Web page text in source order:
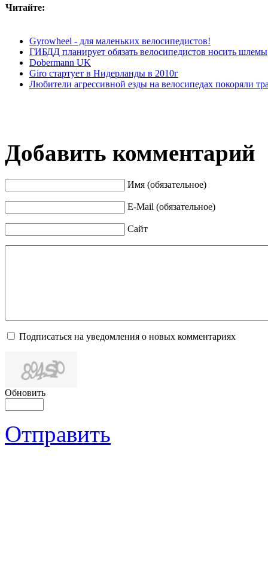
Читайте:
Gyrowheel - для маленьких велосипедистов!
ГИБДД планирует обязать велосипедистов носить шлемы
Dobermann UK
Giro стартует в Нидерланды в 2010г
Любители агрессивной езды на велосипедах покоряли
Добавить комментарий
Имя (обязательное)
E-Mail (обязательное)
Сайт
Подписаться на уведомления о новых комментариях
Обновить
Отправить